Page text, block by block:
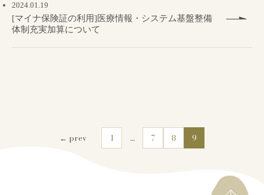
2024.01.19
[マイナ保険証の利用]医療情報・システム基盤整備
体制充実加算について
← prev 1 … 7 8 9